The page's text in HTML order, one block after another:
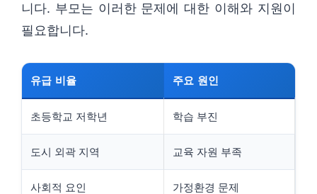
니다. 부모는 이러한 문제에 대한 이해와 지원이
필요합니다.
유급 비율 주요 원인
초등학교 저학년 학습 부진
도시 외곽 지역 교육 자원 부족
사회적 요인 가정환경 문제